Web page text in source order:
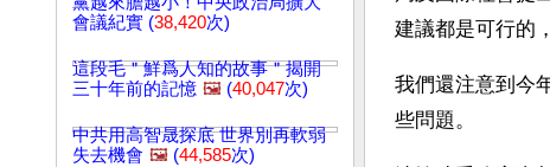
會議紀實 (38,420次)
這段毛＂鮮爲人知的故事＂揭開
三十年前的記憶 🖼️ (40,047次)
中共用高智晟探底 世界別再軟弱
失去機會 🖼️ (44,585次)
建議都是可行的
我們還注意到今
些問題。